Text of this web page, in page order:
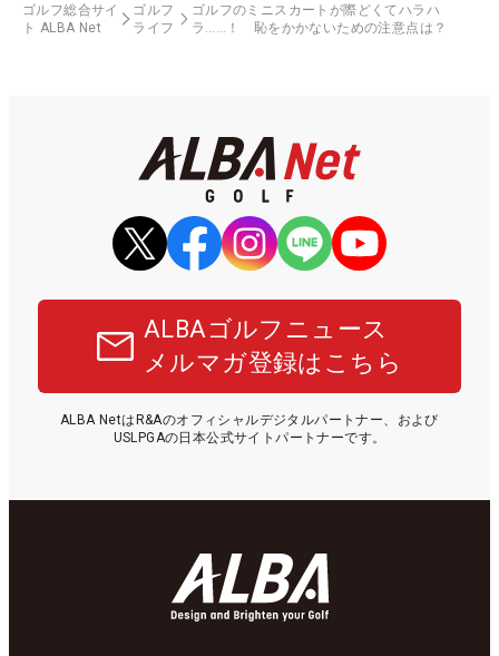
ゴルフ総合サイ
ト ALBA Net
ゴルフ
ライフ
ゴルフのミニスカートが際どくてハラハ
ラ……！ 恥をかかないための注意点は？
ALBAゴルフニュース
メルマガ登録はこちら
ALBA NetはR&Aのオフィシャルデジタルパートナー、および
USLPGAの日本公式サイトパートナーです。